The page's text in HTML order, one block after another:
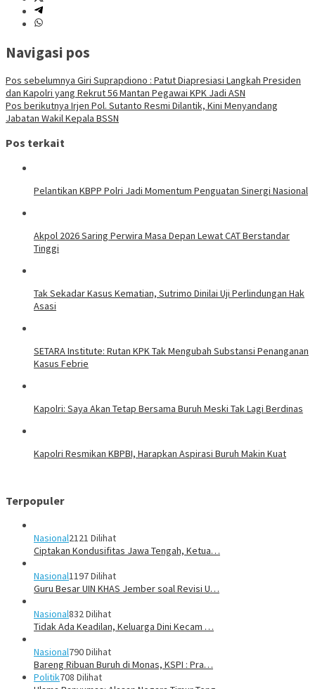
Navigasi pos
Pos sebelumnya Giri Suprapdiono : Patut Diapresiasi Langkah Presiden
dan Kapolri yang Rekrut 56 Mantan Pegawai KPK Jadi ASN
Pos berikutnya Irjen Pol. Sutanto Resmi Dilantik, Kini Menyandang
Jabatan Wakil Kepala BSSN
Pos terkait
Pelantikan KBPP Polri Jadi Momentum Penguatan Sinergi Nasional
Akpol 2026 Saring Perwira Masa Depan Lewat CAT Berstandar
Tinggi
Tak Sekadar Kasus Kematian, Sutrimo Dinilai Uji Perlindungan Hak
Asasi
SETARA Institute: Rutan KPK Tak Mengubah Substansi Penanganan
Kasus Febrie
Kapolri: Saya Akan Tetap Bersama Buruh Meski Tak Lagi Berdinas
Kapolri Resmikan KBPBI, Harapkan Aspirasi Buruh Makin Kuat
Terpopuler
Nasional2121 Dilihat
Ciptakan Kondusifitas Jawa Tengah, Ketua…
Nasional1197 Dilihat
Guru Besar UIN KHAS Jember soal Revisi U…
Nasional832 Dilihat
Tidak Ada Keadilan, Keluarga Dini Kecam …
Nasional790 Dilihat
Bareng Ribuan Buruh di Monas, KSPI : Pra…
Politik708 Dilihat